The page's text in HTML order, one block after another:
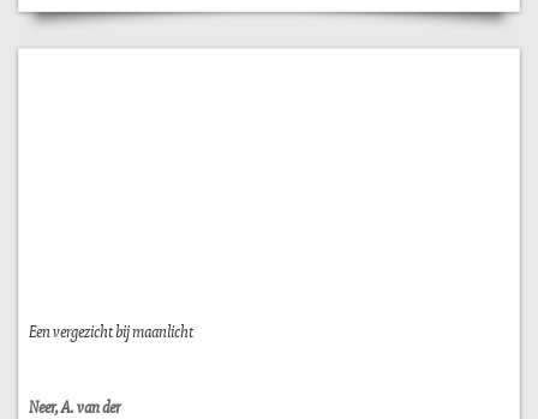
Een vergezicht bij maanlicht
Neer, A. van der